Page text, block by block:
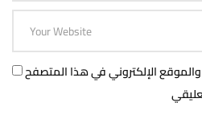
الإلكتروني في هذا المتصفح